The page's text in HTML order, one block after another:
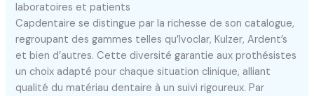
laboratoires et patients
Capdentaire se distingue par la richesse de son catalogue,
regroupant des gammes telles qu’Ivoclar, Kulzer, Ardent’s
et bien d’autres. Cette diversité garantie aux prothésistes
un choix adapté pour chaque situation clinique, alliant
qualité du matériau dentaire à un suivi rigoureux. Par